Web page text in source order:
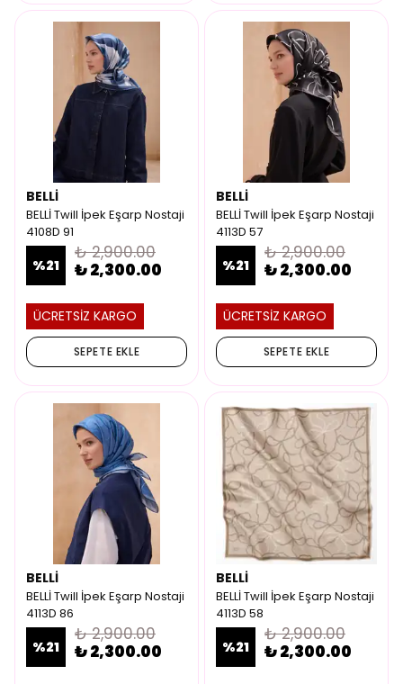
BELLİ
BELLİ Twill İpek Eşarp Nostaji
4108D 91
%21
₺ 2,900.00
₺ 2,300.00
ÜCRETSİZ KARGO
SEPETE EKLE
BELLİ
BELLİ Twill İpek Eşarp Nostaji
4113D 57
%21
₺ 2,900.00
₺ 2,300.00
ÜCRETSİZ KARGO
SEPETE EKLE
BELLİ
BELLİ Twill İpek Eşarp Nostaji
4113D 86
%21
₺ 2,900.00
₺ 2,300.00
BELLİ
BELLİ Twill İpek Eşarp Nostaji
4113D 58
%21
₺ 2,900.00
₺ 2,300.00